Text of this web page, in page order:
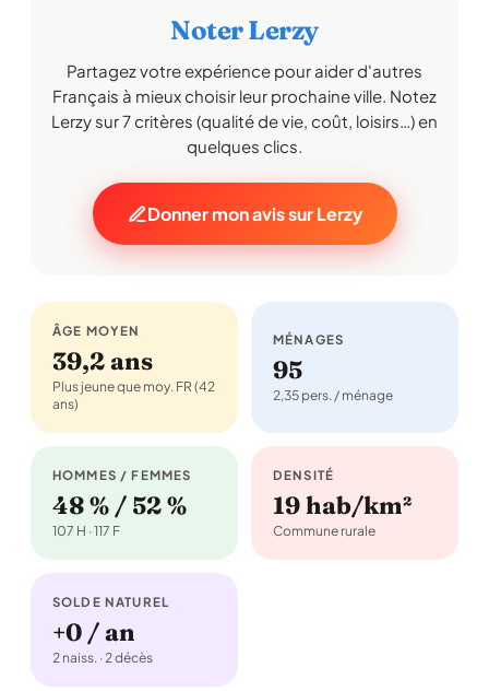
Noter Lerzy
Partagez votre expérience pour aider d'autres
Français à mieux choisir leur prochaine ville. Notez
Lerzy sur 7 critères (qualité de vie, coût, loisirs…) en
quelques clics.
Donner mon avis sur Lerzy
ÂGE MOYEN
39,2 ans
Plus jeune que moy. FR (42
ans)
MÉNAGES
95
2,35 pers. / ménage
HOMMES / FEMMES
48 % / 52 %
107 H · 117 F
DENSITÉ
19 hab/km²
Commune rurale
SOLDE NATUREL
+0 / an
2 naiss. · 2 décès